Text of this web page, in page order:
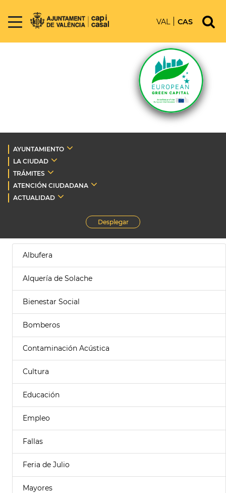
VAL CAS
AYUNTAMIENTO
LA CIUDAD
TRÁMITES
ATENCIÓN CIUDADANA
ACTUALIDAD
Desplegar
Albufera
Alquería de Solache
Bienestar Social
Bomberos
Contaminación Acústica
Cultura
Educación
Empleo
Fallas
Feria de Julio
Mayores